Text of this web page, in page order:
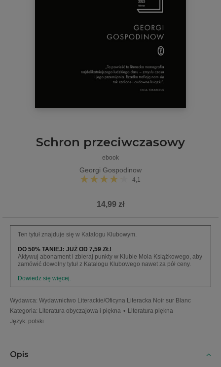
Schron przeciwczasowy
ebook
Georgi Gospodinow
4,1
14,99 zł
Ten tytuł znajduje się w Katalogu Klubowym.
DO 50% TANIEJ: JUŻ OD 7,59 ZŁ!
Aktywuj abonament i zbieraj punkty w Klubie Mola Książkowego, aby
zamówić dowolny tytuł z Katalogu Klubowego nawet za pół ceny.
Dowiedz się więcej.
Wydawca: Wydawnictwo Literackie/Oficyna Literacka Noir sur Blanc
Kategoria: Literatura obyczajowa i piękna • Literatura piękna
Język: polski
Opis